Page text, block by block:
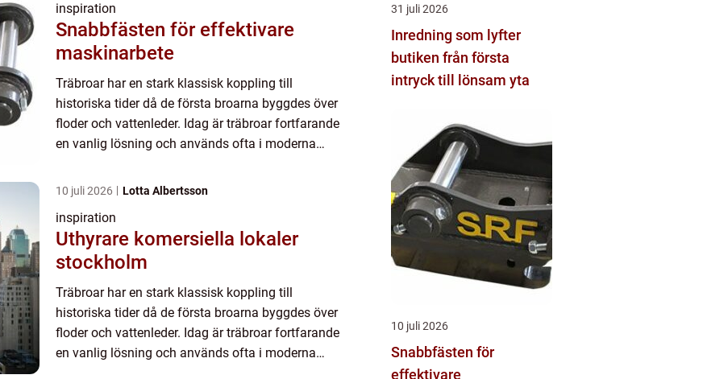
inspiration
Snabbfästen för effektivare
maskinarbete
Träbroar har en stark klassisk koppling till
historiska tider då de första broarna byggdes över
floder och vattenleder. Idag är träbroar fortfarande
en vanlig lösning och används ofta i moderna
10 juli 2026 Lotta Albertsson
inspiration
Uthyrare komersiella lokaler
stockholm
Träbroar har en stark klassisk koppling till
historiska tider då de första broarna byggdes över
floder och vattenleder. Idag är träbroar fortfarande
en vanlig lösning och används ofta i moderna
31 juli 2026
Inredning som lyfter
butiken från första
intryck till lönsam yta
10 juli 2026
Snabbfästen för
effektivare